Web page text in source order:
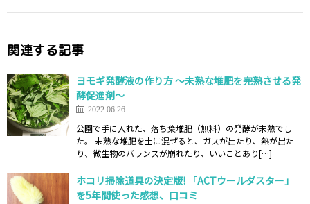
関連する記事
ヨモギ発酵液の作り方 ～未熟な堆肥を完熟させる発
酵促進剤～
2022.06.26
公園で手に入れた、落ち葉堆肥（無料）の発酵が未熟でし
た。 未熟な堆肥を土に混ぜると、ガスが出たり、熱が出た
り、微生物のバランスが崩れたり、いいことあり[…]
ホコリ掃除道具の決定版! 「ACTウールダスター」
を5年間使った感想、口コミ